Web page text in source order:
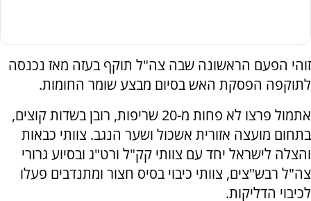
זוהי הפעם הראשונה שבה צה"ל תוקף בעזה מאז נכנסה
לתוקפה הפסקת האש בסיום מבצע שומר החומות.
אתמול פרצו לא פחות מ-20 שריפות, רובן בשדות קוצים,
בתחום מועצה אזורית אשכול ושער הנגב. צוותי כבאות
והצלה לישראל יחד עם צוותי קק"ל ורט"ג ובסיוע גרורי
צה"ל רבש"צים, צוותי כיבוי בסיס חצור ומתנדבים פעלו
לכיבוי הדליקות.